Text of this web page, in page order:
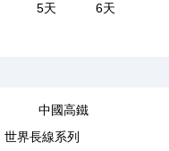
5天
6天
中國高鐵
世界長線系列